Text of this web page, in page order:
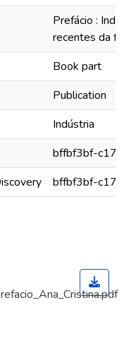
Prefácio :
recentes da
Book part
Publication
Indústria
bffbf3bf-
bffbf3bf-